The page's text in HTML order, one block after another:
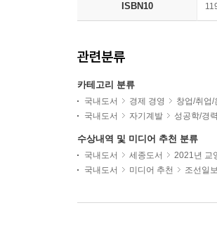
ISBN10
관련분류
카테고리 분류
국내도서 경제 경영 창업/취업/
국내도서
자기계발 성공학/경
수상내역 및 미디어 추천 분류
국내도서 세종도서 2021년 교
국내도서
미디어 추천 조선일보